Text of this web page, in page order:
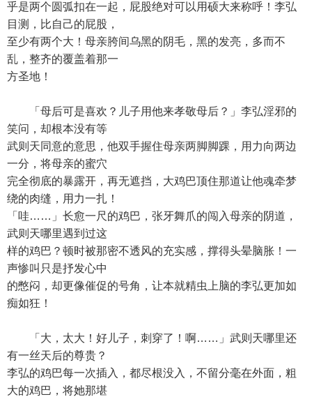
乎是两个圆弧扣在一起，屁股绝对可以用硕大来称呼！李弘
目测，比自己的屁股，
至少有两个大！母亲胯间乌黑的阴毛，黑的发亮，多而不
乱，整齐的覆盖着那一
方圣地！
「母后可是喜欢？儿子用他来孝敬母后？」李弘淫邪的
笑问，却根本没有等
武则天同意的意思，他双手握住母亲两脚脚踝，用力向两边
一分，将母亲的蜜穴
完全彻底的暴露开，再无遮挡，大鸡巴顶住那道让他魂牵梦
绕的肉缝，用力一扎！
「哇……」长愈一尺的鸡巴，张牙舞爪的闯入母亲的阴道，
武则天哪里遇到过这
样的鸡巴？顿时被那密不透风的充实感，撑得头晕脑胀！一
声惨叫只是抒发心中
的憋闷，却更像催促的号角，让本就精虫上脑的李弘更加如
痴如狂！
「大，太大！好儿子，刺穿了！啊……」武则天哪里还
有一丝天后的尊贵？
李弘的鸡巴每一次插入，都尽根没入，不留分毫在外面，粗
大的鸡巴，将她那堪